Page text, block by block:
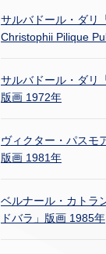
サルバドール・ダリ
Christophii Pilique
サルバドール・ダリ
版画 1972年
ヴィクター・パスモ
版画 1981年
ベルナール・カトラ
ドバラ」版画 1985年